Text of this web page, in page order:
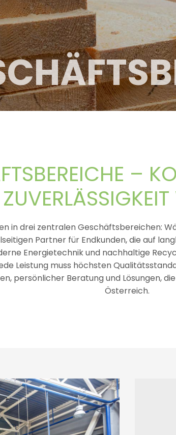
–
ZUVERLÄSSIGKEIT
in drei zentralen Geschäftsbereichen:
Partner für Endkunden, die auf
Energietechnik und nachhaltige
Leistung muss höchsten
persönlicher Beratung und Lösungen,
Österreich.